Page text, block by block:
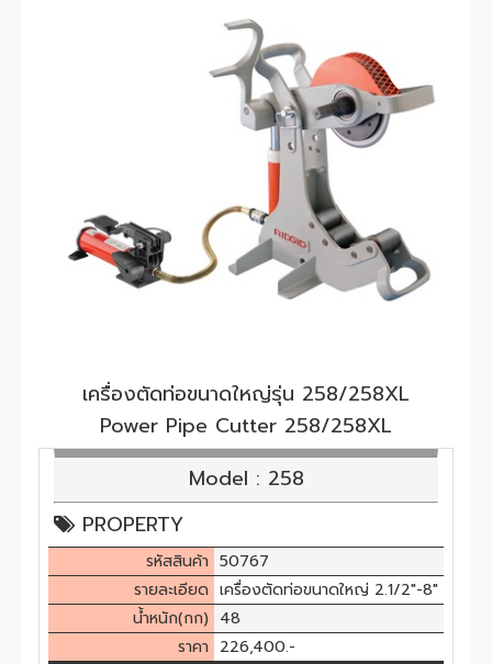
เครื่องตัดท่อขนาดใหญ่รุ่น 258/258XL
Power Pipe Cutter 258/258XL
Model : 258
PROPERTY
รหัสสินค้า 50767
รายละเอียด เครื่องตัดท่อขนาดใหญ่ 2.1/2"-8"
น้ำหนัก(กก) 48
ราคา 226,400.-